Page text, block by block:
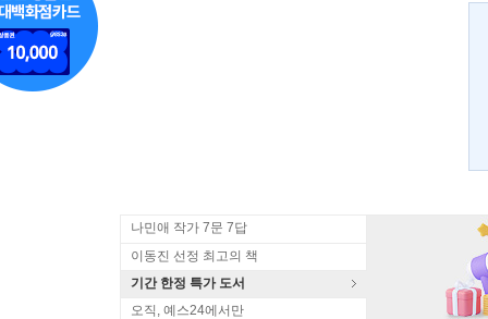
나민애 작가 7문 7답
이동진 선정 최고의 책
기간 한정 특가 도서
오직, 예스24에서만